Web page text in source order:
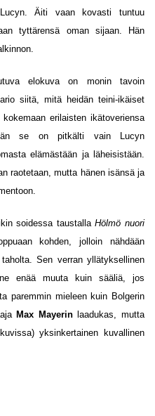
Äiti vaan kovasti tuntuu
tyttärensä oman sijaan. Hän
elokuva on monin tavoin
siitä, mitä heidän teini-ikäiset
erilaisten ikätoveriensa
se on pitkälti vain Lucyn
elämästään ja läheisistään.
raotetaan, mutta hänen isänsä ja
soidessa taustallaHölmö nuori
kohden, jolloin nähdään
Sen verran yllätyksellinen
enää muuta kuin sääliä, jos
paremmin mieleen kuin Bolgerin
Max Mayerinlaadukas, mutta
yksinkertainen kuvallinen